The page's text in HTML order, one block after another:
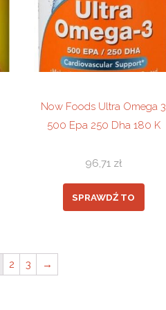
Now Foods Ultra Omega 3
500 Epa 250 Dha 180 K
96,71 zł
SPRAWDŹ TO
2 3 →